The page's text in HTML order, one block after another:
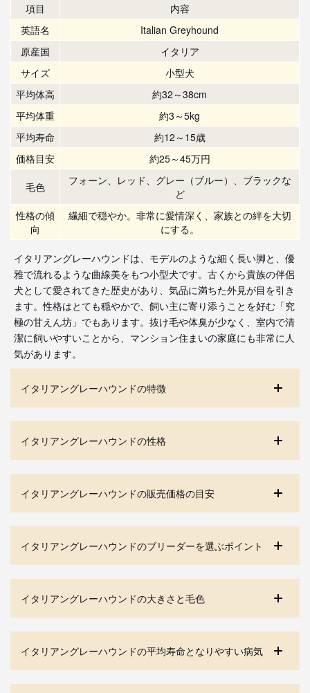
項目
内容
英語名
Italian Greyhound
原産国
イタリア
サイズ
小型犬
平均体高
約32～38cm
平均体重
約3～5kg
平均寿命
約12～15歳
価格目安
約25～45万円
毛色
フォーン、レッド、グレー（ブルー）、ブラックな
ど
性格の傾
向
繊細で穏やか。非常に愛情深く、家族との絆を大切
にする。
イタリアングレーハウンドは、モデルのような細く長い脚と、優
雅で流れるような曲線美をもつ小型犬です。古くから貴族の伴侶
犬として愛されてきた歴史があり、気品に満ちた外見が目を引き
ます。性格はとても穏やかで、飼い主に寄り添うことを好む「究
極の甘えん坊」でもあります。抜け毛や体臭が少なく、室内で清
潔に飼いやすいことから、マンション住まいの家庭にも非常に人
気があります。
イタリアングレーハウンドの特徴
イタリアングレーハウンドの性格
イタリアングレーハウンドの販売価格の目安
イタリアングレーハウンドのブリーダーを選ぶポイント
イタリアングレーハウンドの大きさと毛色
イタリアングレーハウンドの平均寿命となりやすい病気